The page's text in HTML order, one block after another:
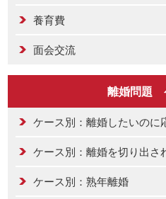
養育費
面会交流
離婚問題
ケース別：離婚したいのに
ケース別：離婚を切り出さ
ケース別：熟年離婚